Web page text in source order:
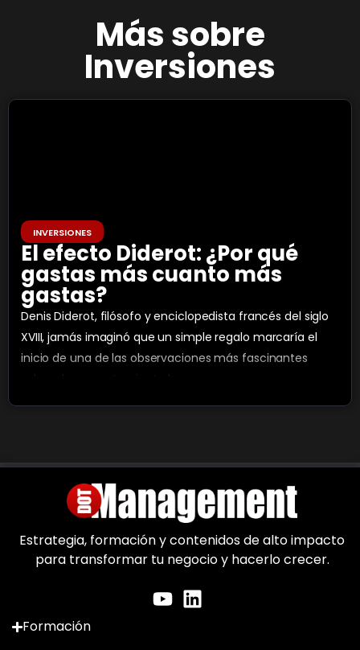
Más sobre
Inversiones
INVERSIONES
El efecto Diderot: ¿Por qué
gastas más cuanto más
gastas?
Denis Diderot, filósofo y enciclopedista francés del siglo
XVIII, jamás imaginó que un simple regalo marcaría el
inicio de una de las observaciones más fascinantes
sobre el comportamiento humano.
Estrategia, formación y contenidos de alto impacto
para transformar tu negocio y hacerlo crecer.
Formación